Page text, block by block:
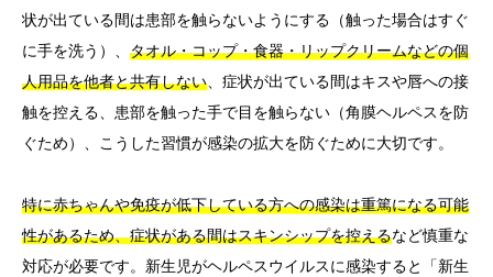
状が出ている間は患部を触らないようにする（触った場合はすぐ
に手を洗う）、 タオル・コップ・食器・リップクリームなどの個
人用品を他者と共有しない、症状が出ている間はキスや唇への接
触を控える、患部を触った手で目を触らない（角膜ヘルペスを防
ぐため）、こうした習慣が感染の拡大を防ぐために大切です。
特に赤ちゃんや免疫が低下している方への感染は重篤になる可能
性があるため、症状がある間はスキンシップを控えるなど慎重な
対応が必要です。新生児がヘルペスウイルスに感染すると「新生